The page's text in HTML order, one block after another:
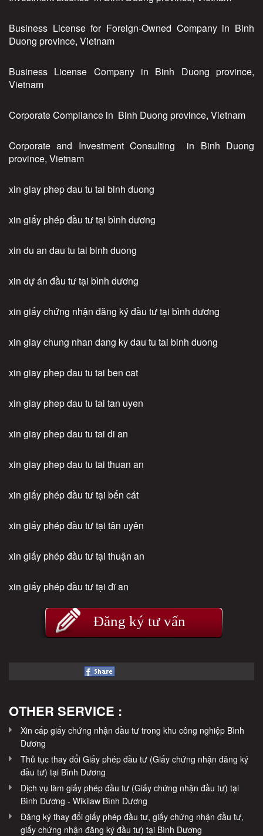
Business License for Foreign-Owned Company in Binh
Duong province, Vietnam
Business License Company in Binh Duong province,
Vietnam
Corporate Compliance in Binh Duong province, Vietnam
Corporate and Investment Consulting in Binh Duong
province, Vietnam
xin giay phep dau tu tai binh duong
xin giấy phép đầu tư tại bình dương
xin du an dau tu tai binh duong
xin dự án đầu tư tại bình dương
xin giấy chứng nhận đăng ký đầu tư tại bình dương
xin giay chung nhan dang ky dau tu tai binh duong
xin giay phep dau tu tai ben cat
xin giay phep dau tu tai tan uyen
xin giay phep dau tu tai di an
xin giay phep dau tu tai thuan an
xin giấy phép đầu tư tại bến cát
xin giấy phép đầu tư tại tân uyên
xin giấy phép đầu tư tại thuận an
xin giấy phép đầu tư tại dĩ an
Đăng ký tư vấn
OTHER SERVICE :
Xin cấp giấy chứng nhận đầu tư trong khu công nghiệp Bình
Dương
Thủ tục thay đổi Giấy phép đầu tư (Giấy chứng nhận đăng ký
đầu tư) tại Bình Dương
Dịch vụ làm giấy phép đầu tư (Giấy chứng nhận đầu tư) tại
Bình Dương - Wikilaw Bình Dương
Đăng ký thay đổi giấy phép đầu tư, giấy chứng nhận đầu tư,
giấy chứng nhận đăng ký đầu tư) tại Bình Dương